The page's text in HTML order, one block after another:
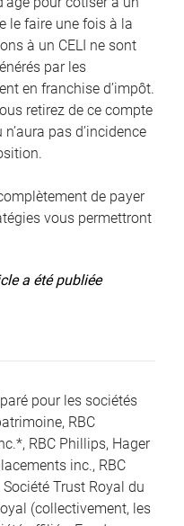
le faire une fois à la
à un CELI ne sont
par les
en franchise d’impôt.
retirez de ce compte
pas d’incidence
de payer
vous permettront
a été publiée
pour les sociétés
RBC
RBC Phillips, Hager
inc., RBC
Trust Royal du
(collectivement, les